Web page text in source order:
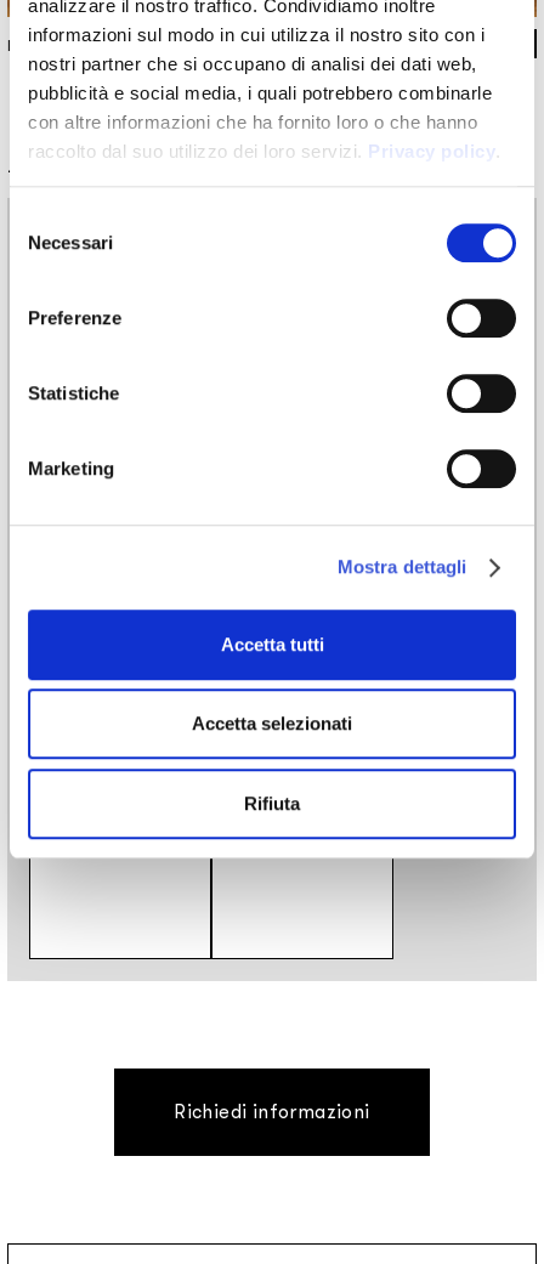
analizzare il nostro traffico. Condividiamo inoltre
informazioni sul modo in cui utilizza il nostro sito con i
nostri partner che si occupano di analisi dei dati web,
pubblicità e social media, i quali potrebbero combinarle
con altre informazioni che ha fornito loro o che hanno
raccolto dal suo utilizzo dei loro servizi. Privacy policy.
delNecessari
Preferenze
Statistiche
Marketing
Mostra dettagli
Accetta tutti
Accetta selezionati
Rifiuta
INKEK13
Informazioni tecniche
Materiali
Carta da parati vinilica: larghezza rollo 68cm, 100cm
EQ•dekor fibra di vetro: larghezza rollo 94cm
Rivestimento
Lavorazione
Stili
Illustrazione/Materico
Download catalogo
Richiedi informazioni